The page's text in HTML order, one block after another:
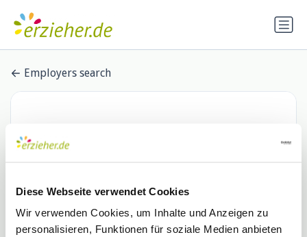
Diese Webseite verwendet Cookies
Wir verwenden Cookies, um Inhalte und Anzeigen zu
personalisieren, Funktionen für soziale Medien anbieten
Employers search